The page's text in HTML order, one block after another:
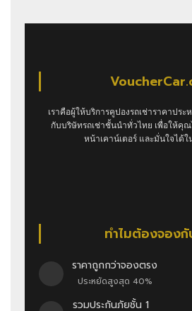
เราคือผู้ให้บริการคูปองรถเช่าราคาปร
กับบริษัทรถเช่าชั้นนำทั่วไทย เพื่อให้คุ
หน้าเคาน์เตอร์ และมั่นใจได้
ทำไมต้องจองกั
ราคาถูกกว่าจองตรง
ประหยัดสูงสุด 40%
รวมประกันภัยชั้น 1